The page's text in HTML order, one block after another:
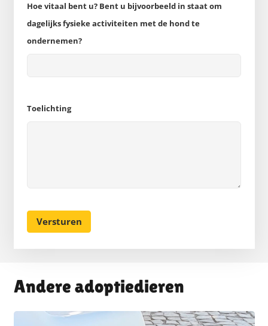
Hoe vitaal bent u? Bent u bijvoorbeeld in staat om
dagelijks fysieke activiteiten met de hond te
ondernemen?
Toelichting
Andere adoptiedieren